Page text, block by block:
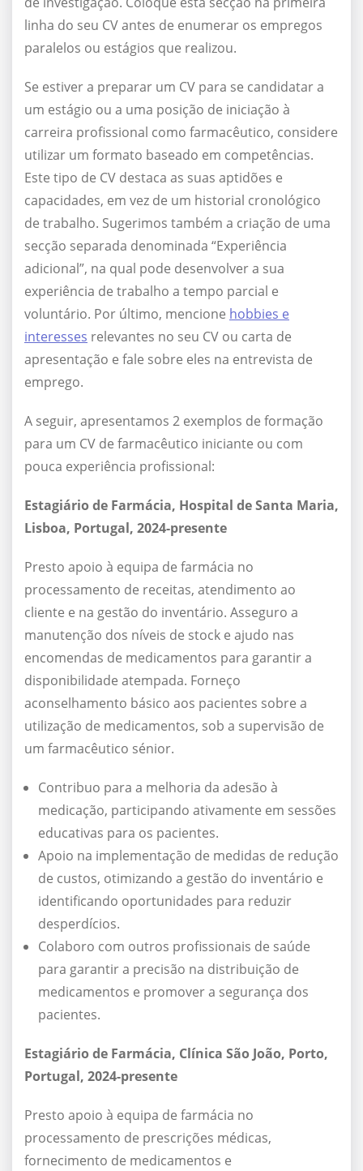
linha do seu CV antes de enumerar os empregos
paralelos ou estágios que realizou.
Se estiver a preparar um CV para se candidatar a
um estágio ou a uma posição de iniciação à
carreira profissional como farmacêutico, considere
utilizar um formato baseado em competências.
Este tipo de CV destaca as suas aptidões e
capacidades, em vez de um historial cronológico
de trabalho. Sugerimos também a criação de uma
secção separada denominada “Experiência
adicional”, na qual pode desenvolver a sua
experiência de trabalho a tempo parcial e
voluntário. Por último, mencione hobbies e
interesses relevantes no seu CV ou carta de
apresentação e fale sobre eles na entrevista de
emprego.
A seguir, apresentamos 2 exemplos de formação
para um CV de farmacêutico iniciante ou com
pouca experiência profissional:
Estagiário de Farmácia, Hospital de Santa Maria,
Lisboa, Portugal, 2024-presente
Presto apoio à equipa de farmácia no
processamento de receitas, atendimento ao
cliente e na gestão do inventário. Asseguro a
manutenção dos níveis de stock e ajudo nas
encomendas de medicamentos para garantir a
disponibilidade atempada. Forneço
aconselhamento básico aos pacientes sobre a
utilização de medicamentos, sob a supervisão de
um farmacêutico sénior.
Contribuo para a melhoria da adesão à
medicação, participando ativamente em sessões
educativas para os pacientes.
Apoio na implementação de medidas de redução
de custos, otimizando a gestão do inventário e
identificando oportunidades para reduzir
desperdícios.
Colaboro com outros profissionais de saúde
para garantir a precisão na distribuição de
medicamentos e promover a segurança dos
pacientes.
Estagiário de Farmácia, Clínica São João, Porto,
Portugal, 2024-presente
Presto apoio à equipa de farmácia no
processamento de prescrições médicas,
fornecimento de medicamentos e